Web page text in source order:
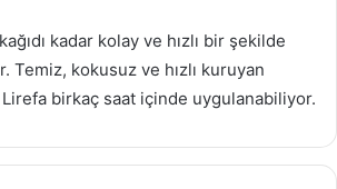
kadar kolay ve hızlı bir şekilde
Temiz, kokusuz ve hızlı kuruyan
birkaç saat içinde uygulanabiliyor.